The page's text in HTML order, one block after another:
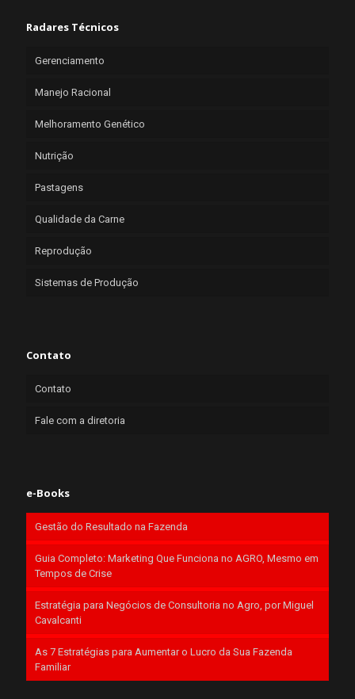
Radares Técnicos
Gerenciamento
Manejo Racional
Melhoramento Genético
Nutrição
Pastagens
Qualidade da Carne
Reprodução
Sistemas de Produção
Contato
Contato
Fale com a diretoria
e-Books
Gestão do Resultado na Fazenda
Guia Completo: Marketing Que Funciona no AGRO, Mesmo em
Tempos de Crise
Estratégia para Negócios de Consultoria no Agro, por Miguel
Cavalcanti
As 7 Estratégias para Aumentar o Lucro da Sua Fazenda
Familiar